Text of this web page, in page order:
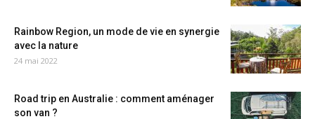
Rainbow Region, un mode de vie en synergie
avec la nature
24 mai 2022
Road trip en Australie : comment aménager
son van ?